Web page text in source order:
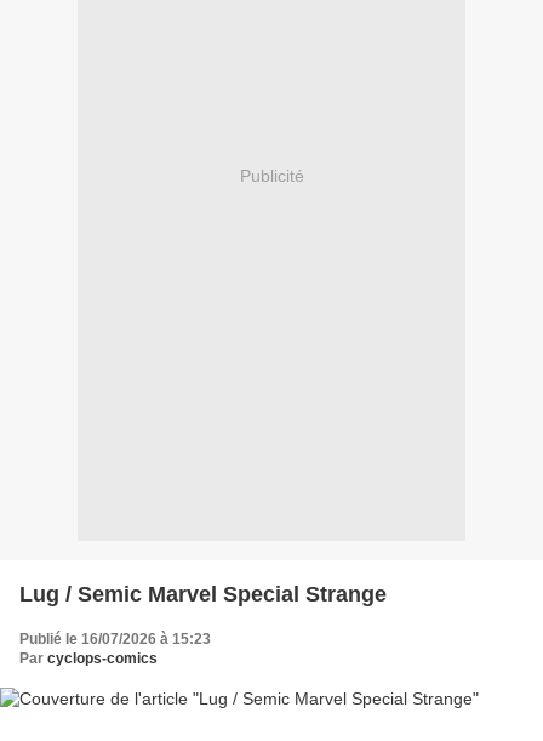
Publicité
Lug / Semic Marvel Special Strange
Publié le 16/07/2026 à 15:23
Par cyclops-comics